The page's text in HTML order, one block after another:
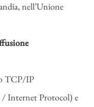
nell’Unione
TCP/IP
Internet Protocol) e